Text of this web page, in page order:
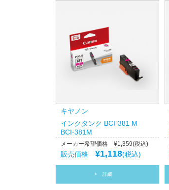
キヤノン
インクタンク BCI-381 M
BCI-381M
メーカー希望価格 ¥1,359(税込)
販売価格 ¥1,118(税込)
詳細